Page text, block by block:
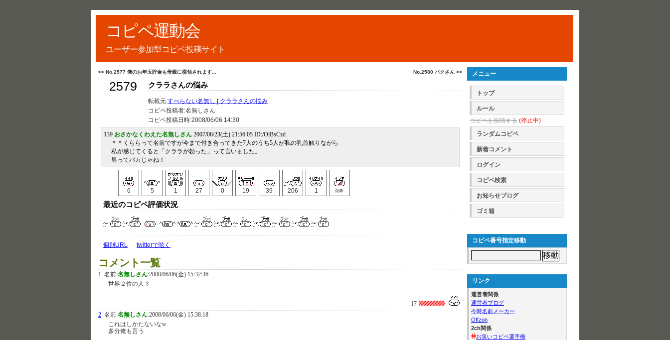
コピペ運動会
ユーザー参加型コピペ投稿サイト
No.2580 パクさん >>
<< No.2577 俺のお年玉貯金も母親に横領されます...
2579 クララさんの悩み
転載元:すべらない名無し | クララさんの悩み
コピペ投稿者:名無しさん
コピペ投稿日時:2008/06/06 14:30
139 おさかなくわえた名無しさん 2007/06/23(土) 21:56:05 ID:/OlBsCzd
＊＊くららって名前ですが今まで付き合ってきた7人のうち5人が私の乳首触りながら
私が感じてくると「クララが勃った」って言いました。
男ってバカじゃね！
6 5 1 27 0 19 39 206 1 削希
最近のコピペ評価状況
個別URL twitterで呟く
コメント一覧
1 名前:名無しさん:2008/06/06(金) 15:32:36
世界２位の人？
17
2 名前:名無しさん:2008/06/06(金) 15:38:18
これはしかたないなw
多分俺も言う
メニュー
トップ
ルール
コピペを投稿する (停止中)
ランダムコピペ
新着コメント
ログイン
コピペ検索
お知らせブログ
ゴミ箱
コピペ番号指定移動
リンク
運営者関係
運営者ブログ
今時名前メーカー
Offzon
2ch関係
お笑いコピペ選手権